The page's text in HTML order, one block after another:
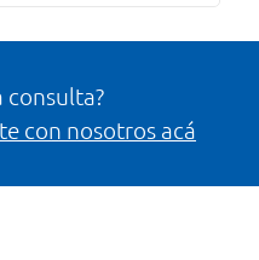
consulta?
con nosotros acá